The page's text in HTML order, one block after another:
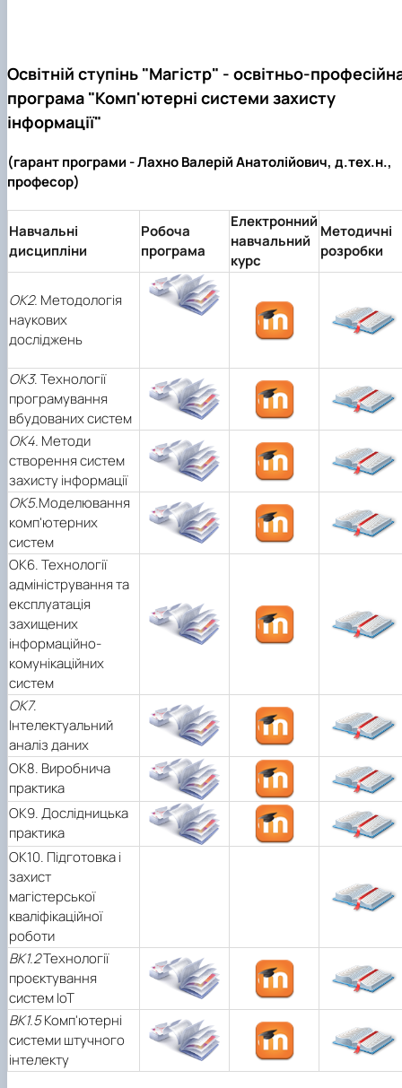
Освітній ступінь "Магістр" - освітньо-
програма "Комп'ютерні системи захисту
інформації"
(гарант програми - Лахно Валерій Анатолійович, д.тех.н.,
професор)
Навчальні
дисципліни
Робоча
програма
Електронний
навчальний
курс
Методичні
розробки
ОК2. Методологія
наукових
досліджень
ОК3. Технології
програмування
вбудованих систем
OK4. Методи
створення систем
захисту інформації
ОК5.Моделювання
комп'ютерних
систем
OK6. Технології
адміністрування та
експлуатація
захищених
інформаційно-
комунікаційних
систем
ОК7.
Інтелектуальний
аналіз даних
ОК8. Виробнича
практика
ОК9. Дослідницька
практика
ОК10. Підготовка і
захист
магістерської
кваліфікаційної
роботи
ВК1.2Технології
проєктування
систем ІоТ
ВК1.5Комп'ютерні
системи штучного
інтелекту